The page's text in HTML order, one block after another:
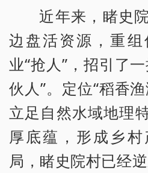
近年来，睹史
边盘活资源，重
业“抢人”，招引了
伙人”。定位“稻香
立足自然水域地理
厚底蕴，形成乡
局，睹史院村已经